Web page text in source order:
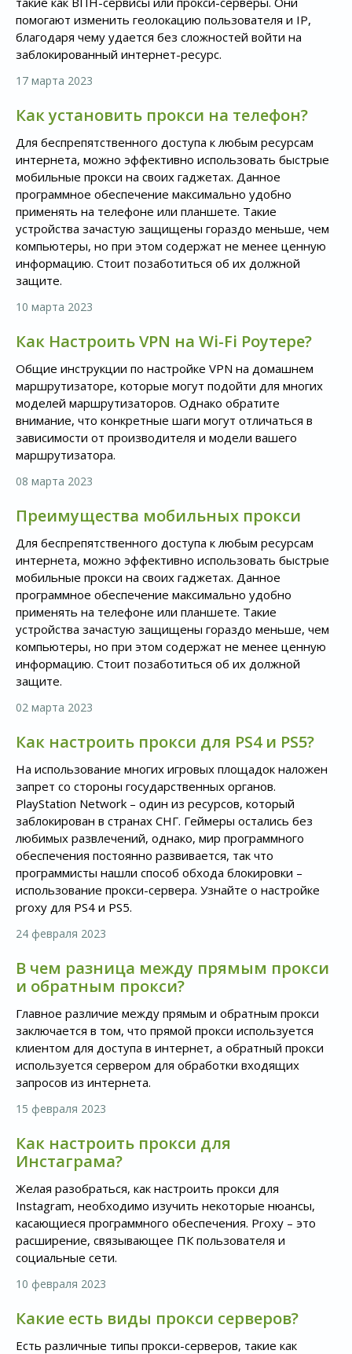
помогают изменить геолокацию пользователя и IP,
благодаря чему удается без сложностей войти на
заблокированный интернет-ресурс.
17 марта 2023
Как установить прокси на телефон?
Для беспрепятственного доступа к любым ресурсам
интернета, можно эффективно использовать быстрые
мобильные прокси на своих гаджетах. Данное
программное обеспечение максимально удобно
применять на телефоне или планшете. Такие
устройства зачастую защищены гораздо меньше, чем
компьютеры, но при этом содержат не менее ценную
информацию. Стоит позаботиться об их должной
защите.
10 марта 2023
Как Настроить VPN на Wi-Fi Роутере?
Общие инструкции по настройке VPN на домашнем
маршрутизаторе, которые могут подойти для многих
моделей маршрутизаторов. Однако обратите
внимание, что конкретные шаги могут отличаться в
зависимости от производителя и модели вашего
маршрутизатора.
08 марта 2023
Преимущества мобильных прокси
Для беспрепятственного доступа к любым ресурсам
интернета, можно эффективно использовать быстрые
мобильные прокси на своих гаджетах. Данное
программное обеспечение максимально удобно
применять на телефоне или планшете. Такие
устройства зачастую защищены гораздо меньше, чем
компьютеры, но при этом содержат не менее ценную
информацию. Стоит позаботиться об их должной
защите.
02 марта 2023
Как настроить прокси для PS4 и PS5?
На использование многих игровых площадок наложен
запрет со стороны государственных органов.
PlayStation Network – один из ресурсов, который
заблокирован в странах СНГ. Геймеры остались без
любимых развлечений, однако, мир программного
обеспечения постоянно развивается, так что
программисты нашли способ обхода блокировки –
использование прокси-сервера. Узнайте о настройке
proxy для PS4 и PS5.
24 февраля 2023
В чем разница между прямым прокси
и обратным прокси?
Главное различие между прямым и обратным прокси
заключается в том, что прямой прокси используется
клиентом для доступа в интернет, а обратный прокси
используется сервером для обработки входящих
запросов из интернета.
15 февраля 2023
Как настроить прокси для
Инстаграма?
Желая разобраться, как настроить прокси для
Instagram, необходимо изучить некоторые нюансы,
касающиеся программного обеспечения. Proxy – это
расширение, связывающее ПК пользователя и
социальные сети.
10 февраля 2023
Какие есть виды прокси серверов?
Есть различные типы прокси-серверов, такие как